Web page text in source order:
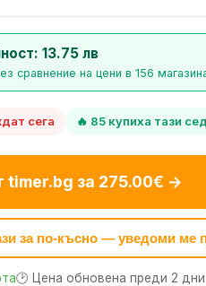
13.75 лв
сравнение на цени в 156
сега 🔥 85 купиха тази
timer.bg за 275.00€ →
за по-късно — уведоми ме
🕑 Цена обновена преди 2 дни